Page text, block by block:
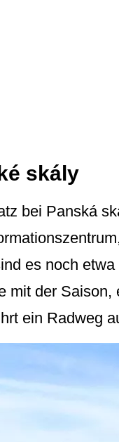
skály
bei Panská
es noch
mit der
ein Radweg